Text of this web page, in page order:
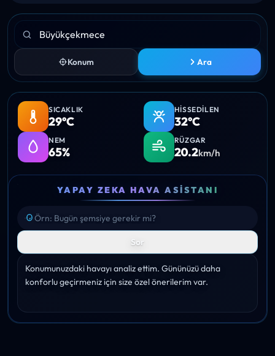
Konum Ara
SICAKLIK
29°C
HISSEDILEN
32°C
NEM
65%
RÜZGAR
20.2km/h
YAPAY ZEKA HAVA ASISTANI
Sor
Konumunuzdaki havayı analiz ettim. Gününüzü daha
konforlu geçirmeniz için size özel önerilerim var.